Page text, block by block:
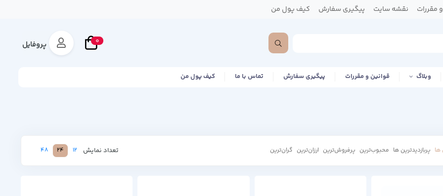
مقررات نقشه سایت پیگیری سفارش کیف پول من
0 پروفایل
وبلاگ قوانین و مقررات پیگیری سفارش تماس با ما کیف پول من
ها پربازدیدترین ها محبوب‌‌ترین پرفروش‌ترین ارزان‌ترین گران‌ترین تعداد نمایش 12
24
48